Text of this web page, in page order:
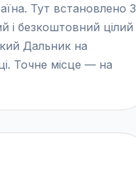
Тут встановлено 3
і безкоштовний цілий
Дальник на
Точне місце — на